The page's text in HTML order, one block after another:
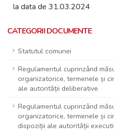
la data de 31.03.2024
CATEGORII DOCUMENTE
Statutul comunei
Regulamentul cuprinzând
organizatorice, termenele și
ale autorității deliberative
Regulamentul cuprinzând
organizatorice, termenele și
dispoziții ale autorității